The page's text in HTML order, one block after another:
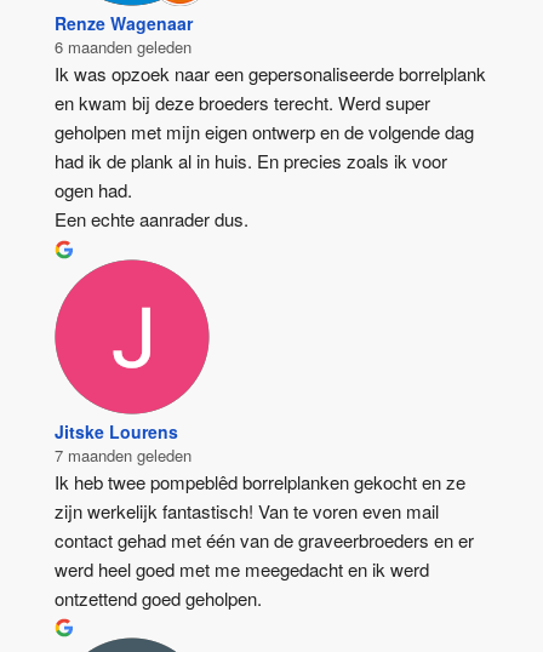
Renze Wagenaar
6 maanden geleden
Ik was opzoek naar een gepersonaliseerde borrelplank
en kwam bij deze broeders terecht. Werd super
geholpen met mijn eigen ontwerp en de volgende dag
had ik de plank al in huis. En precies zoals ik voor
ogen had.
Een echte aanrader dus.
Jitske Lourens
7 maanden geleden
Ik heb twee pompeblêd borrelplanken gekocht en ze
zijn werkelijk fantastisch! Van te voren even mail
contact gehad met één van de graveerbroeders en er
werd heel goed met me meegedacht en ik werd
ontzettend goed geholpen.